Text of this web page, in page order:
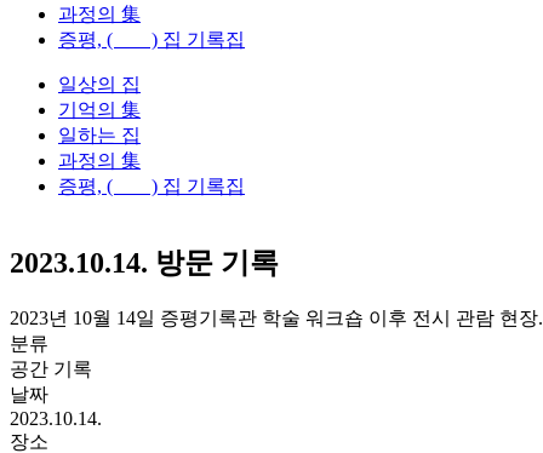
과정의 集
증평, ( ) 집 기록집
일상의 집
기억의 集
일하는 집
과정의 集
증평, ( ) 집 기록집
2023.10.14. 방문 기록
2023년 10월 14일 증평기록관 학술 워크숍 이후 전시 관람 현장.
분류
공간 기록
날짜
2023.10.14.
장소